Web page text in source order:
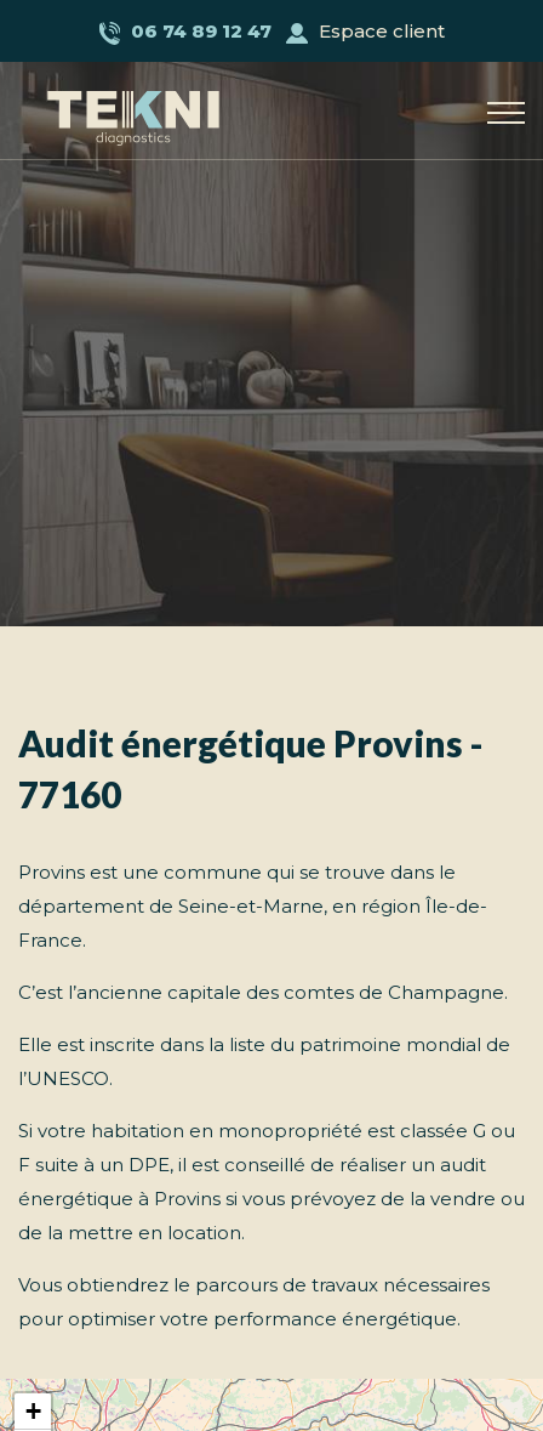
06 74 89 12 47 Espace client
Audit énergétique Provins -
77160
Provins est une commune qui se trouve dans le
département de Seine-et-Marne, en région Île-de-
France.
C’est l’ancienne capitale des comtes de Champagne.
Elle est inscrite dans la liste du patrimoine mondial de
l’UNESCO.
Si votre habitation en monopropriété est classée G ou
F suite à un DPE, il est conseillé de réaliser un audit
énergétique à Provins si vous prévoyez de la vendre ou
de la mettre en location.
Vous obtiendrez le parcours de travaux nécessaires
pour optimiser votre performance énergétique.
+